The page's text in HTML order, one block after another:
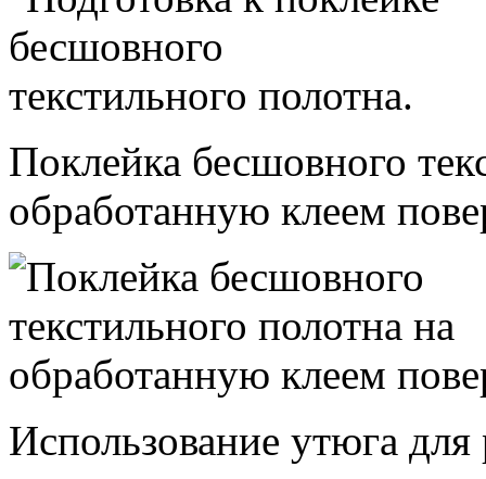
Поклейка бесшовного
обработанную клеем
Использование утюга для